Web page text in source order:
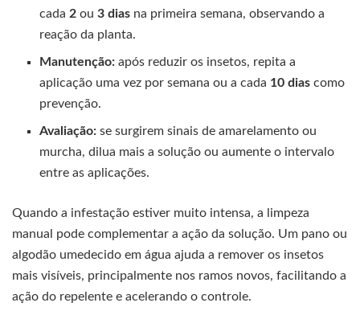
cada 2 ou3 dias na primeira semana, observando a
reação da planta.
Manutenção: após reduzir os insetos, repita a
aplicação uma vez por semana ou a cada 10 dias como
prevenção.
Avaliação: se surgirem sinais de amarelamento ou
murcha, dilua mais a solução ou aumente o intervalo
entre as aplicações.
Quando a infestação estiver muito intensa, a limpeza
manual pode complementar a ação da solução. Um pano ou
algodão umedecido em água ajuda a remover os insetos
mais visíveis, principalmente nos ramos novos, facilitando a
ação do repelente e acelerando o controle.